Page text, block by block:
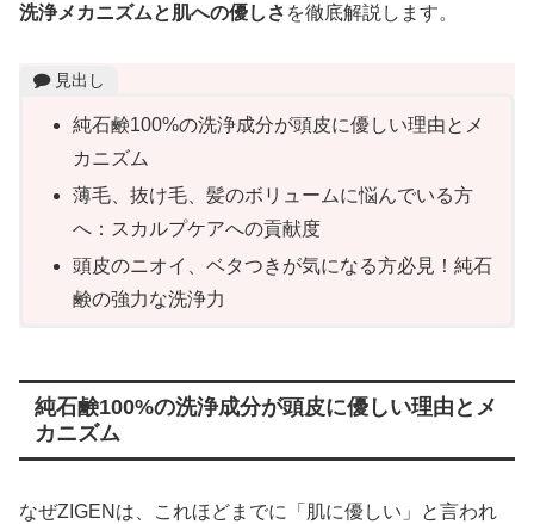
洗浄メカニズムと肌への優しさ を徹底解説します。
見出し
純石鹸100%の洗浄成分が頭皮に優しい理由とメ
カニズム
薄毛、抜け毛、髪のボリュームに悩んでいる方
へ：スカルプケアへの貢献度
頭皮のニオイ、ベタつきが気になる方必見！純石
鹸の強力な洗浄力
純石鹸100%の洗浄成分が頭皮に優しい理由とメ
カニズム
なぜZIGENは、これほどまでに「肌に優しい」と言われ